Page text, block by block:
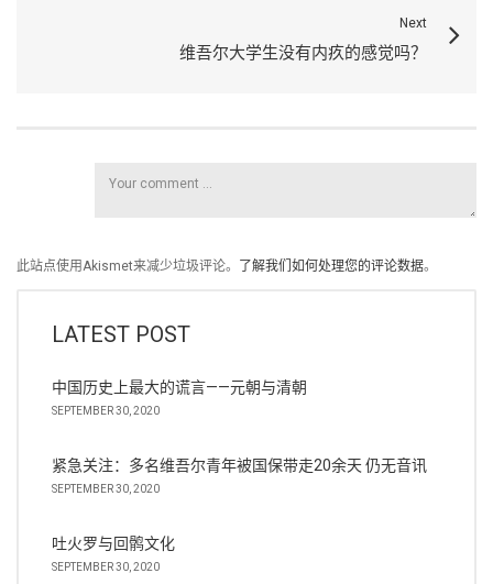
Next
维吾尔大学生没有内疚的感觉吗？
此站点使用Akismet来减少垃圾评论。 了解我们如何处理您的评论数据。
LATEST POST
中国历史上最大的谎言——元朝与清朝
SEPTEMBER 30, 2020
紧急关注：多名维吾尔青年被国保带走20余天 仍无音讯
SEPTEMBER 30, 2020
吐火罗与回鹘文化
SEPTEMBER 30, 2020